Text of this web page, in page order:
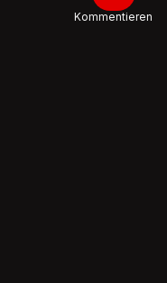
Kommentieren